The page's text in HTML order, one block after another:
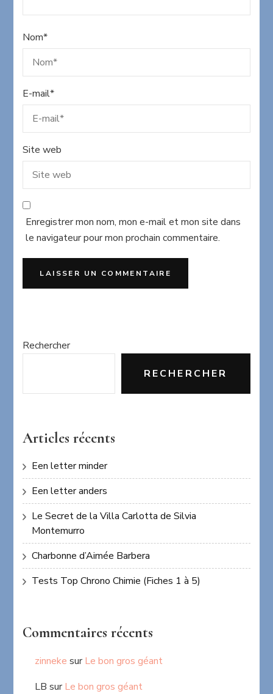
Nom*
E-mail*
Site web
Enregistrer mon nom, mon e-mail et mon site dans
le navigateur pour mon prochain commentaire.
Rechercher
RECHERCHER
Articles récents
Een letter minder
Een letter anders
Le Secret de la Villa Carlotta de Silvia
Montemurro
Charbonne d’Aimée Barbera
Tests Top Chrono Chimie (Fiches 1 à 5)
Commentaires récents
zinneke surLe bon gros géant
LB surLe bon gros géant